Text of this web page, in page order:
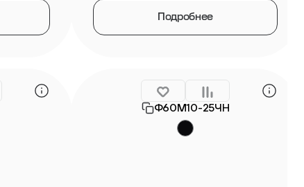
Подробнее
Ф60М10-25ЧН